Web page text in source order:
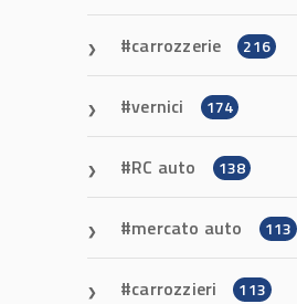
carrozzerie 216
vernici 174
RC auto 138
mercato auto 113
carrozzieri 113